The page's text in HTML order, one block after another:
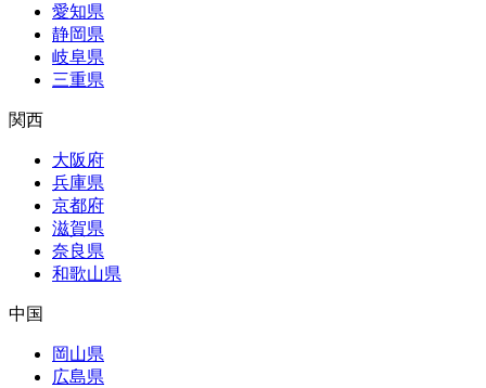
愛知県
静岡県
岐阜県
三重県
関西
大阪府
兵庫県
京都府
滋賀県
奈良県
和歌山県
中国
岡山県
広島県